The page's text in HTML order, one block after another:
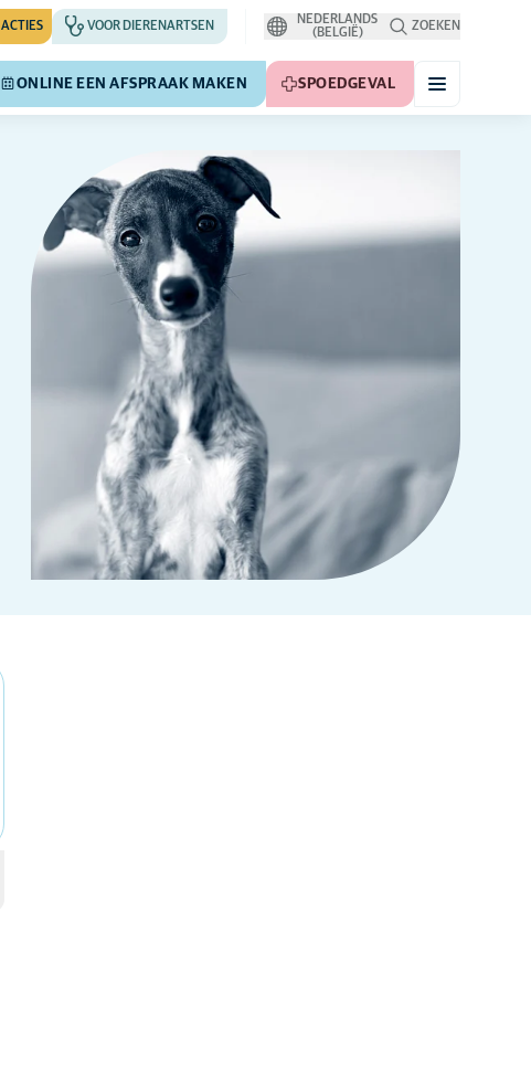
ACTIES VOOR DIERENARTSEN
NEDERLANDS
(BELGIË)
ZOEKEN
ONLINE EEN AFSPRAAK MAKEN SPOEDGEVAL